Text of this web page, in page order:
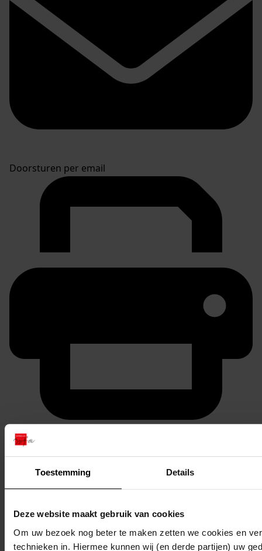
Toestemming Details
Deze website maakt gebruik van cookies
Om uw bezoek nog beter te maken zetten we cookies en
technieken in. Hiermee kunnen wij (en derde partijen) uw
Doorsturen per email
Printen
duurzaam webadres
Inventaris
13Bouwen van een electrische bemalingsinstallatie,